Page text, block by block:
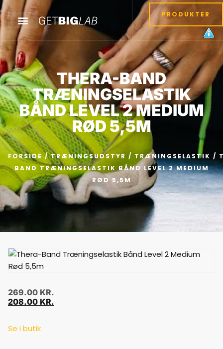
PRODUKTER
THERA-BAND
TRÆNINGSELASTIK
BÅND LEVEL 2 MEDIUM
RØD 5,5M
FORSIDE /TRÆNINGSUDSTYR / TRÆNINGSELASTIK /
BAND TRÆNINGSELASTIK BÅND LEVEL 2 MEDIUM
RØD 5,5M
269.00KR.
208.00 KR.
Se i butik